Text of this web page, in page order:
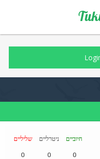
חיוביים ניטרליים שליליים
0
0
0